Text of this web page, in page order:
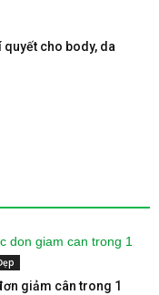
quyết cho body, da
giảm cân trong 1